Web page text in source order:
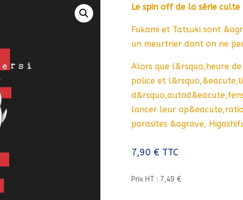
Le spin off de la série culte
Fukami et Tatsuki sont
un meurtrier dont on ne
Alors que l&rsquo,heure
police et
lancer leur
parasites &agrave,
7,90 € TTC
Prix HT : 7,49 €